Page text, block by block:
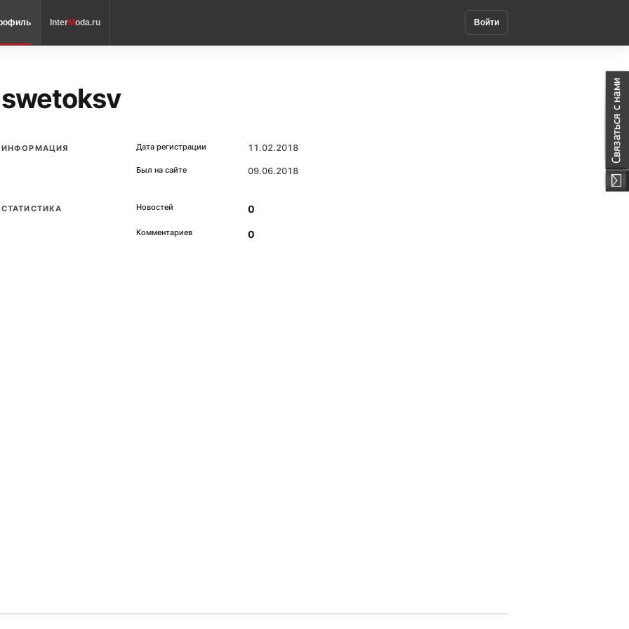
InterModa.ru Войти
swetoksv
ИНФОРМАЦИЯ Дата регистрации 11.02.2018
Был на сайте 09.06.2018
СТАТИСТИКА Новостей 0
Комментариев 0